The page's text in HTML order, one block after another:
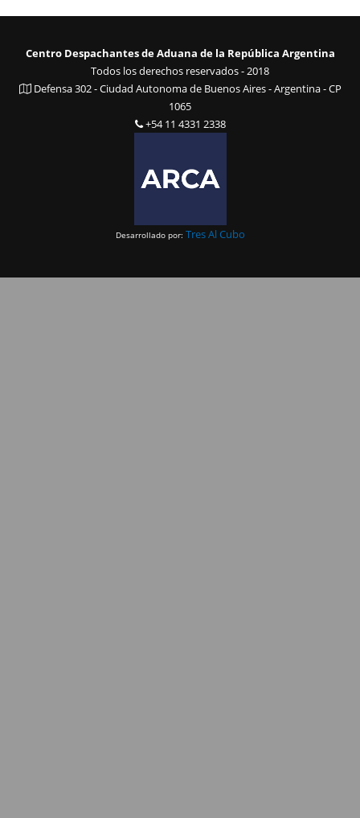
Centro Despachantes de Aduana de la República Argentina
Todos los derechos reservados - 2018
Defensa 302 - Ciudad Autonoma de Buenos Aires - Argentina - CP
1065
+54 11 4331 2338
Desarrollado por: Tres Al Cubo